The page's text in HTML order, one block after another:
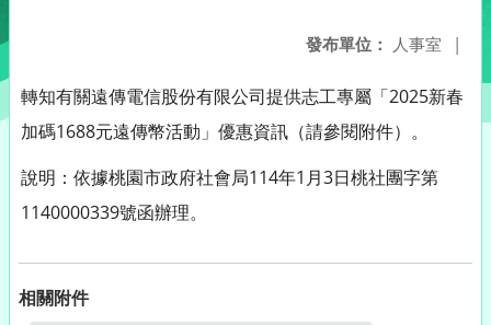
發布單位： 人事室 |
轉知有關遠傳電信股份有限公司提供志工專屬「2025新春
加碼1688元遠傳幣活動」優惠資訊（請參閱附件）。
說明：依據桃園市政府社會局114年1月3日桃社團字第
1140000339號函辦理。
相關附件